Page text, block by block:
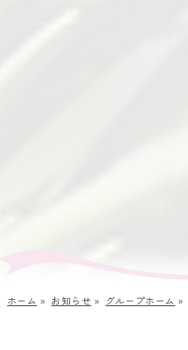
ホーム » お知らせ » グループホーム »